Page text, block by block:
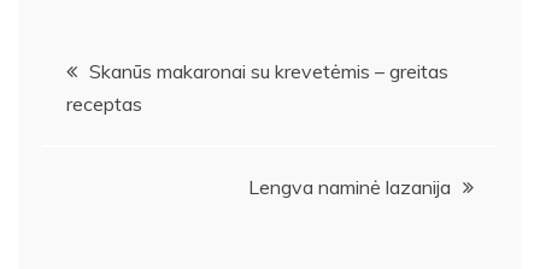
Navigacija
tarp
Skanūs makaronai su krevetėmis – greitas
receptas
Lengva naminė lazanija